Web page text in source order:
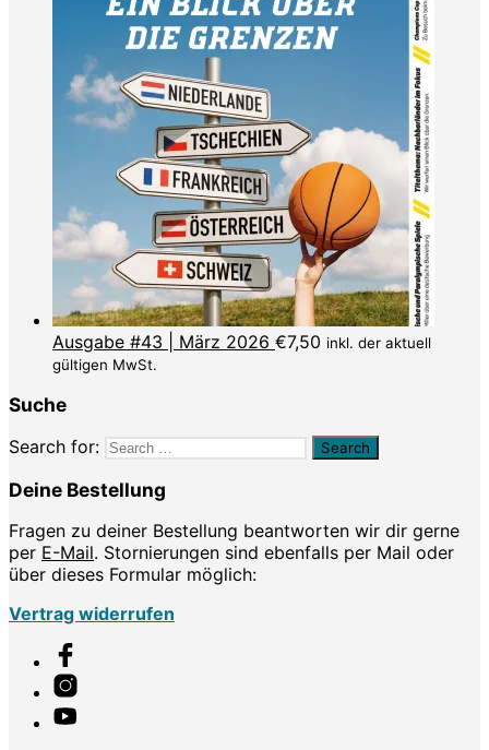
Ausgabe #43 | März 2026 €7,50 inkl. der aktuell
gültigen MwSt.
Suche
Search for:
Deine Bestellung
Fragen zu deiner Bestellung beantworten wir dir gerne
per E-Mail. Stornierungen sind ebenfalls per Mail oder
über dieses Formular möglich:
Vertrag widerrufen